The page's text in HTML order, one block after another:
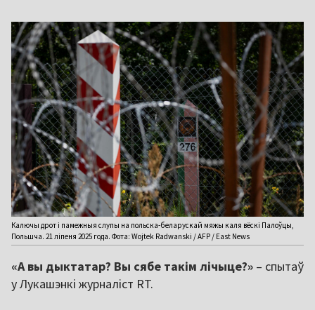
Калючы дрот і памежныя слупы на польска-беларускай мяжы каля вёскі Палоўцы,
Польшча. 21 ліпеня 2025 года. Фота: Wojtek Radwanski / AFP / East News
«А вы дыктатар? Вы сябе такім лічыце?» – спытаў
у Лукашэнкі журналіст RT.